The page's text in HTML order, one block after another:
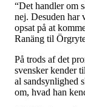
“Det handler om
nej. Desuden
opsat på at
Ranäng til
På trods af det
svensker kender
al sandsynlighed
om, hvad han